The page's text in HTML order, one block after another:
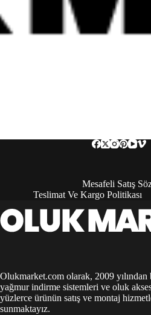
Mesafeli Satış
Teslimat Ve Kargo Politikası
Olukmarket.com olarak, 2009 yılından
yağmur indirme sistemleri ve oluk
yüzlerce ürünün satış ve montaj
sunmaktayız.